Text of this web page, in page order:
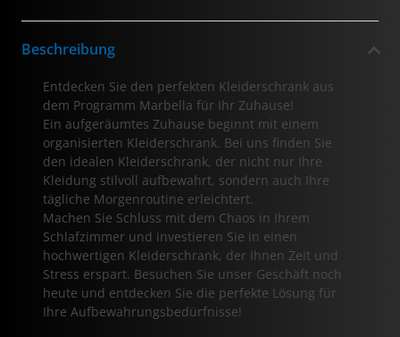
Beschreibung
Entdecken Sie den perfekten Kleiderschrank aus
dem Programm Marbella für Ihr Zuhause!
Ein aufgeräumtes Zuhause beginnt mit einem
organisierten Kleiderschrank. Bei uns finden Sie
den idealen Kleiderschrank, der nicht nur Ihre
Kleidung stilvoll aufbewahrt, sondern auch Ihre
tägliche Morgenroutine erleichtert.
Machen Sie Schluss mit dem Chaos in Ihrem
Schlafzimmer und investieren Sie in einen
hochwertigen Kleiderschrank, der Ihnen Zeit und
Stress erspart. Besuchen Sie unser Geschäft noch
heute und entdecken Sie die perfekte Lösung für
Ihre Aufbewahrungsbedürfnisse!